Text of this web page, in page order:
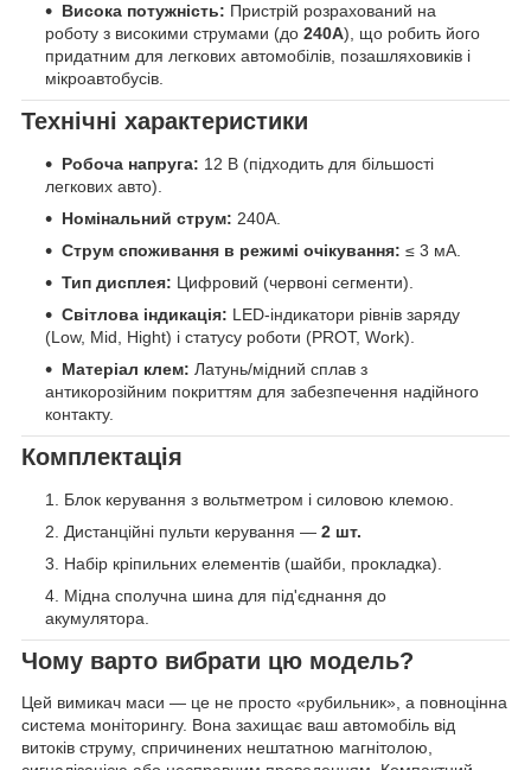
Висока потужність: Пристрій розрахований на
роботу з високими струмами (до 240А), що робить його
придатним для легкових автомобілів, позашляховиків і
мікроавтобусів.
Технічні характеристики
Робоча напруга: 12 В (підходить для більшості
легкових авто).
Номінальний струм: 240А.
Струм споживання в режимі очікування: ≤ 3 мА.
Тип дисплея: Цифровий (червоні сегменти).
Світлова індикація: LED-індикатори рівнів заряду
(Low, Mid, Hight) і статусу роботи (PROT, Work).
Матеріал клем: Латунь/мідний сплав з
антикорозійним покриттям для забезпечення надійного
контакту.
Комплектація
Блок керування з вольтметром і силовою клемою.
Дистанційні пульти керування — 2 шт.
Набір кріпильних елементів (шайби, прокладка).
Мідна сполучна шина для під'єднання до
акумулятора.
Чому варто вибрати цю модель?
Цей вимикач маси — це не просто «рубильник», а повноцінна
система моніторингу. Вона захищає ваш автомобіль від
витоків струму, спричинених нештатною магнітолою,